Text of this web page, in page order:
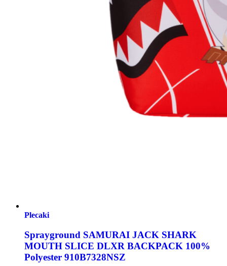
Plecaki
Sprayground SAMURAI JACK SHARK
MOUTH SLICE DLXR BACKPACK 100%
Polyester 910B7328NSZ